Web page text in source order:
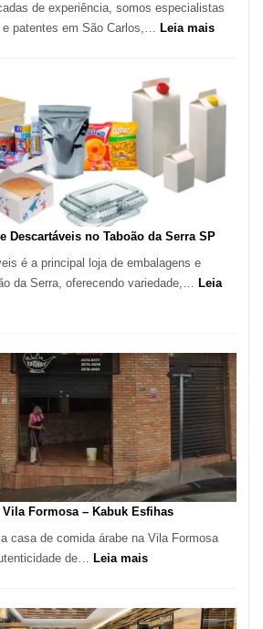
de experiência, somos especialistas
patentes em São Carlos,… Leia mais:
Marcas
INPI
Descartáveis no Taboão da Serra SP
é a principal loja de embalagens e
da Serra, oferecendo variedade,…
Leia
Vila Formosa – Kabuk Esfihas
casa de comida árabe na Vila Formosa
de… Leia mais:
na